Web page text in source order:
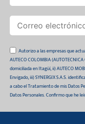
Autorizo a las empresas que
AUTECO COLOMBIA
domiciliada en Itagüí, ii) AUTECO
Envigado, iii) SYNERGIX S.A.S.
a cabo el Tratamiento de mis Datos
Datos Personales. Confirmo que he